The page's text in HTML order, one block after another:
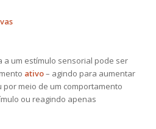
a um estímulo sensorial pode ser
ativo– agindo para aumentar
por meio de um comportamento
ou reagindo apenas